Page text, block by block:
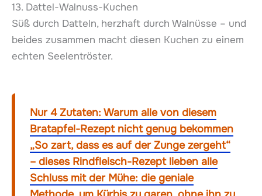
13. Dattel-Walnuss-Kuchen
Süß durch Datteln, herzhaft durch Walnüsse – und
beides zusammen macht diesen Kuchen zu einem
echten Seelentröster.
Nur 4 Zutaten: Warum alle von diesem
Bratapfel-Rezept nicht genug bekommen
„So zart, dass es auf der Zunge zergeht“
– dieses Rindfleisch-Rezept lieben alle
Schluss mit der Mühe: die geniale